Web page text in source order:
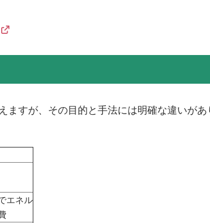
ますが、その目的と手法には明確な違いが
エネル